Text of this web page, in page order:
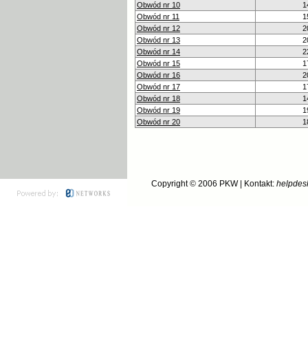
Obwód nr 10
Obwód nr 11
Obwód nr 12
Obwód nr 13
Obwód nr 14
Obwód nr 15
Obwód nr 16
Obwód nr 17
Obwód nr 18
Obwód nr 19
Obwód nr 20
Copyright © 2006 PKW| Kontakt: